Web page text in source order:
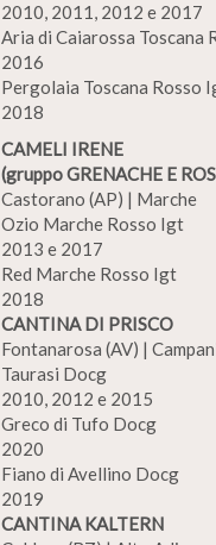
2010, 2011, 2012 e 2017
Aria di Caiarossa Toscana
2016
Pergolaia Toscana Rosso
2018
CAMELI IRENE
(gruppo GRENACHE E
Castorano (AP) | Marche
Ozio Marche Rosso Igt
2013 e 2017
Red Marche Rosso Igt
2018
CANTINA DI PRISCO
Fontanarosa (AV) |
Taurasi Docg
2010, 2012 e 2015
Greco di Tufo Docg
2020
Fiano di Avellino Docg
2019
CANTINA KALTERN